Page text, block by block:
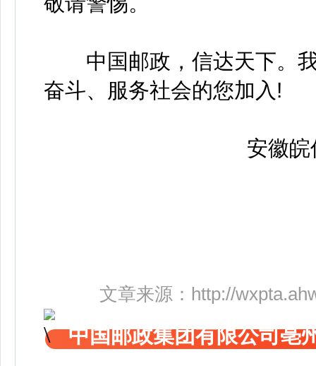
中国邮政，信达天下。我
奋斗、服务社会的您加入!
安徽皖信
文章来源： http://
中国邮政集团有限公司亳